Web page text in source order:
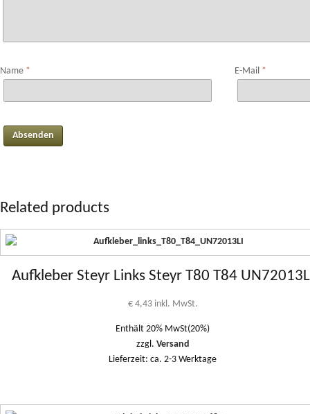
Name * E-Mail *
Related products
Aufkleber Steyr Links Steyr T80 T84
€4,43 inkl. MwSt.
Enthält 20% MwSt(20%)
zzgl. Versand
Lieferzeit: ca. 2-3 Werktage